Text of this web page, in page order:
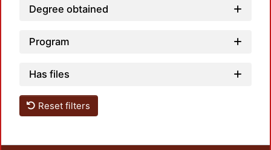
Degree obtained
Program
Has files
Reset filters